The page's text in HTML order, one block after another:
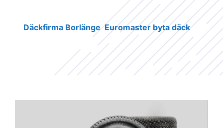
Däckfirma Borlänge Euromaster byta däck